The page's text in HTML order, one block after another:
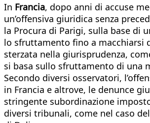
In Francia, dopo anni di accuse
un’offensiva giuridica senza
la Procura di Parigi, sulla base di
lo sfruttamento fino a macchiarsi
sterzata nella giurisprudenza,
si basa sullo sfruttamento di una
Secondo diversi osservatori,
in Francia e altrove, le denunce
stringente subordinazione
diversi tribunali, come nel caso